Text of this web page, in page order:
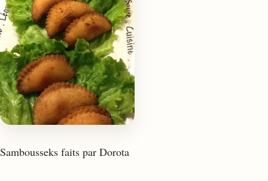
Sambousseks faits par Dorota